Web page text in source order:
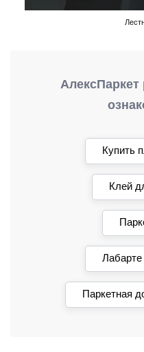
АлексПаркет
Купить
Клей
Лабарте
Паркетная